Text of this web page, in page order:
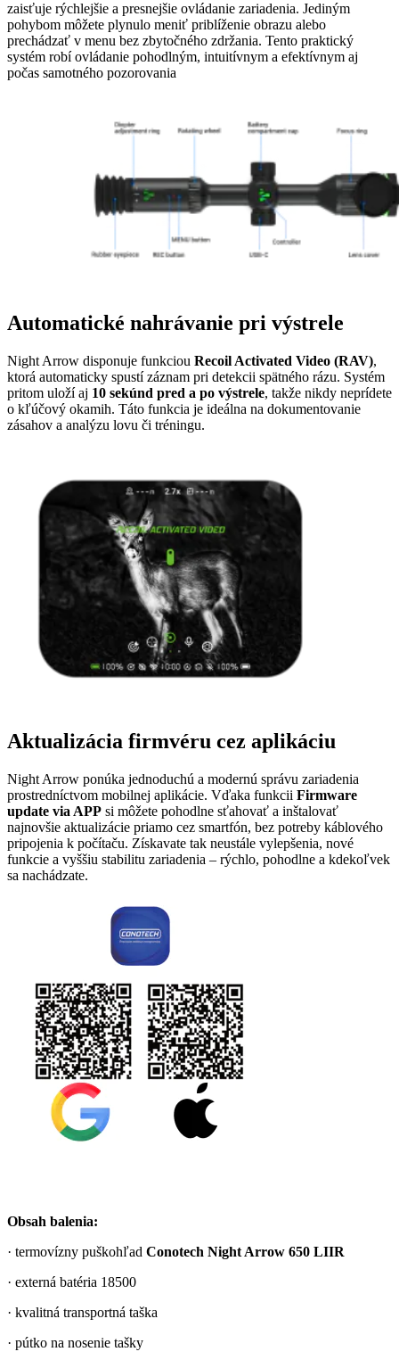
zaisťuje rýchlejšie a presnejšie ovládanie zariadenia. Jediným
pohybom môžete plynulo meniť priblíženie obrazu alebo
prechádzať v menu bez zbytočného zdržania. Tento praktický
systém robí ovládanie pohodlným, intuitívnym a efektívnym aj
počas samotného pozorovania
Automatické nahrávanie pri výstrele
Night Arrow disponuje funkciou Recoil Activated Video (RAV),
ktorá automaticky spustí záznam pri detekcii spätného rázu. Systém
pritom uloží aj 10 sekúnd pred a po výstrele, takže nikdy neprídete
o kľúčový okamih. Táto funkcia je ideálna na dokumentovanie
zásahov a analýzu lovu či tréningu.
Aktualizácia firmvéru cez aplikáciu
Night Arrow ponúka jednoduchú a modernú správu zariadenia
prostredníctvom mobilnej aplikácie. Vďaka funkcii Firmware
update via APP si môžete pohodlne sťahovať a inštalovať
najnovšie aktualizácie priamo cez smartfón, bez potreby káblového
pripojenia k počítaču. Získavate tak neustále vylepšenia, nové
funkcie a vyššiu stabilitu zariadenia – rýchlo, pohodlne a kdekoľvek
sa nachádzate.
Obsah balenia:
· termovízny puškohľad Conotech Night Arrow 650 LIIR
· externá batéria 18500
· kvalitná transportná taška
· pútko na nosenie tašky